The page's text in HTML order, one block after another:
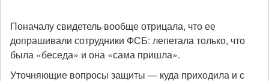
Поначалу свидетель вообще отрицала, что ее
допрашивали сотрудники ФСБ: лепетала только, что
была «беседа» и она «сама пришла».
Уточняющие вопросы защиты — куда приходила и с